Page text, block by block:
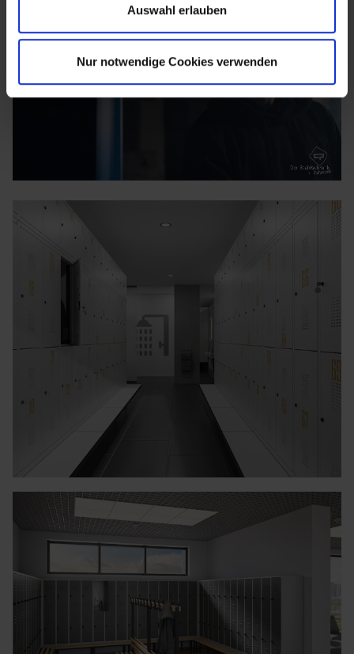
Auswahl erlauben
Nur notwendige Cookies verwenden